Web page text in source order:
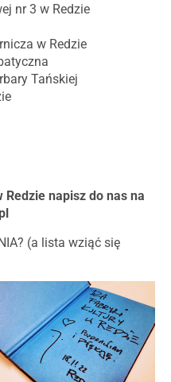
nr 3 w Redzie
w Redzie
Tańskiej
Redzie napisz do nas na
(a lista wziąć się